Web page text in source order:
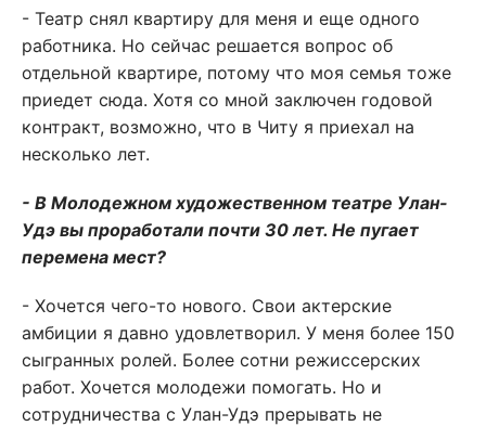
- Театр снял квартиру для меня и еще одного
работника. Но сейчас решается вопрос об
отдельной квартире, потому что моя семья тоже
приедет сюда. Хотя со мной заключен годовой
контракт, возможно, что в Читу я приехал на
несколько лет.
- В Молодежном художественном театре Улан-
Удэ вы проработали почти 30 лет. Не пугает
перемена мест?
- Хочется чего-то нового. Свои актерские
амбиции я давно удовлетворил. У меня более 150
сыгранных ролей. Более сотни режиссерских
работ. Хочется молодежи помогать. Но и
сотрудничества с Улан-Удэ прерывать не